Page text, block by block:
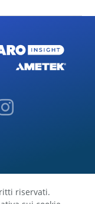
riservati.